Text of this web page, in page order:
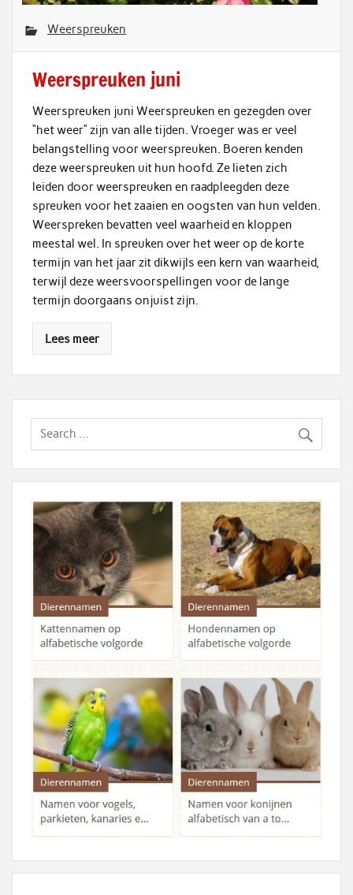
Weerspreuken
Weerspreuken juni
Weerspreuken juni Weerspreuken en gezegden over
“het weer” zijn van alle tijden. Vroeger was er veel
belangstelling voor weerspreuken. Boeren kenden
deze weerspreuken uit hun hoofd. Ze lieten zich
leiden door weerspreuken en raadpleegden deze
spreuken voor het zaaien en oogsten van hun velden.
Weerspreken bevatten veel waarheid en kloppen
meestal wel. In spreuken over het weer op de korte
termijn van het jaar zit dikwijls een kern van waarheid,
terwijl deze weersvoorspellingen voor de lange
termijn doorgaans onjuist zijn.
Lees meer